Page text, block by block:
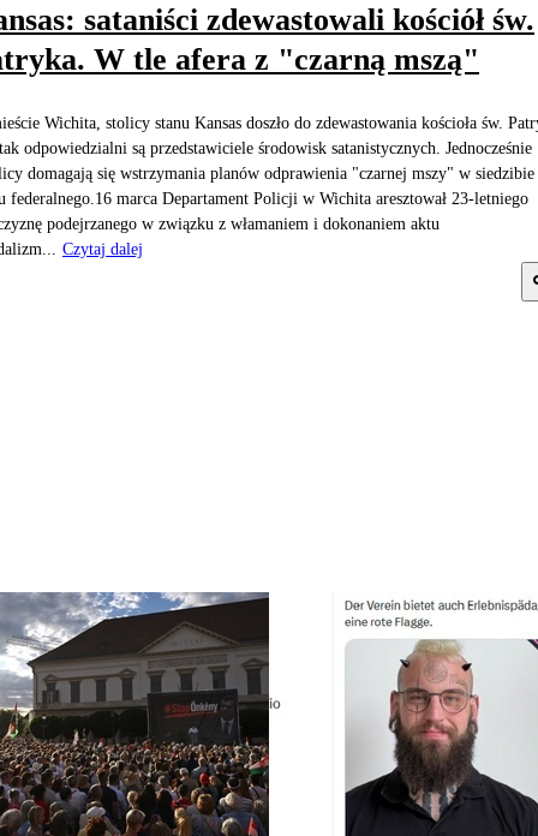
sataniści zdewastowali kościół św.
W tle afera z "czarną mszą"
Wichita, stolicy stanu Kansas doszło do zdewastowania kościoła św.
odpowiedzialni są przedstawiciele środowisk satanistycznych. Jednocześnie
domagają się wstrzymania planów odprawienia "czarnej mszy" w siedzibie
federalnego.16 marca Departament Policji w Wichita aresztował 23-letniego
podejrzanego w związku z włamaniem i dokonaniem aktu
Czytaj dalej